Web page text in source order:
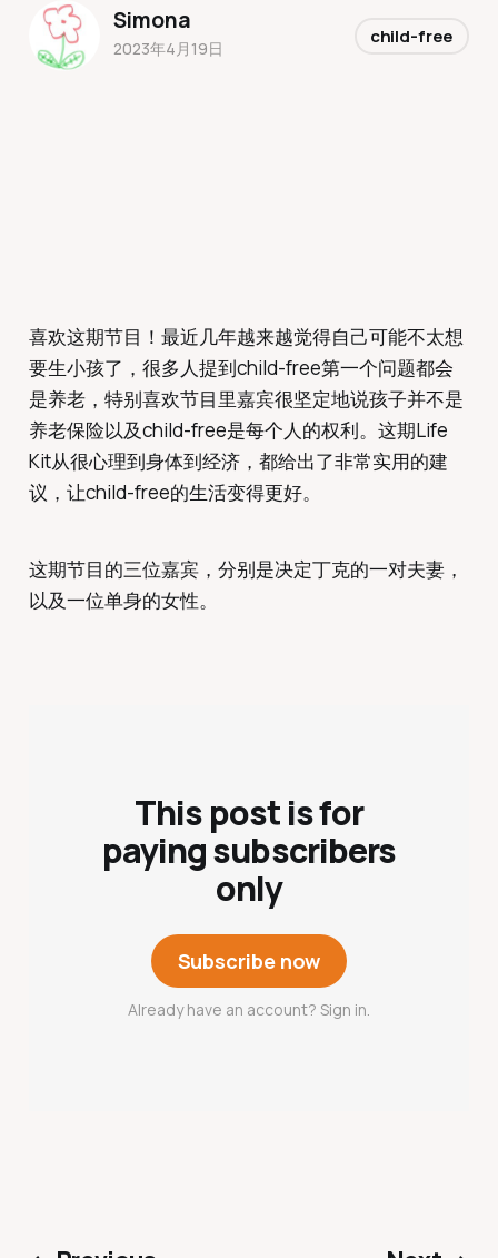
喜欢这期节目！最近几年越来越觉得自己可能不太想
要生小孩了，很多人提到child-free第一个问题都会
是养老，特别喜欢节目里嘉宾很坚定地说孩子并不是
养老保险以及child-free是每个人的权利。这期Life
Kit从很心理到身体到经济，都给出了非常实用的建
议，让child-free的生活变得更好。
这期节目的三位嘉宾，分别是决定丁克的一对夫妻，
以及一位单身的女性。
This post is for
paying subscribers
only
Subscribe now
Already have an account? Sign in.
Simona
2023年4月19日
child-free